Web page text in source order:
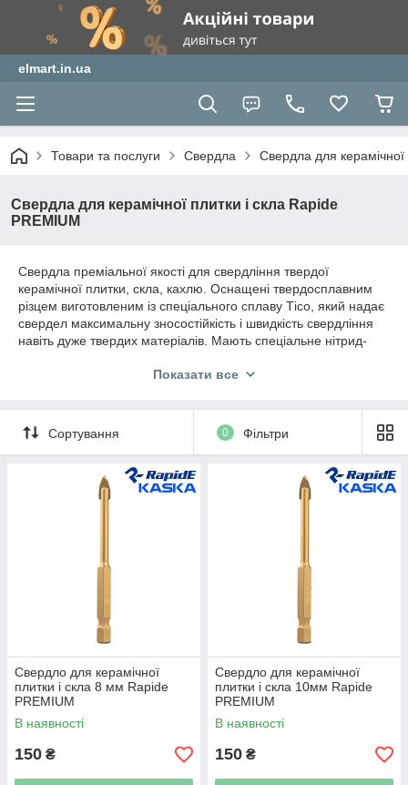
elmart.in.ua
Товари та послуги Свердла Свердла для
Свердла для керамічної плитки і скла Rapide
PREMIUM
Свердла преміальної якості для свердління твердої
керамічної плитки, скла, кахлю. Оснащені твердосплавним
різцем виготовленим із спеціального сплаву Тісо, який надає
свердел максимальну зносостійкість і швидкість свердління
навіть дуже твердих матеріалів. Мають спеціальне нітрид-
Показати все
Сортування 0 Фільтри
Свердло для керамічної
плитки і скла 8 мм Rapide
PREMIUM
В наявності
150 ₴
Свердло для керамічної
плитки і скла 10мм Rapide
PREMIUM
В наявності
150 ₴